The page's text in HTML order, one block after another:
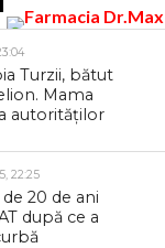
Turzii, bătut
Mama
autorităților
22:25
20 de ani
după ce a